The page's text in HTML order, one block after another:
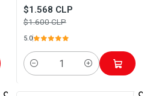
$1.568 CLP
$1.600 CLP
5.0
Cantidad